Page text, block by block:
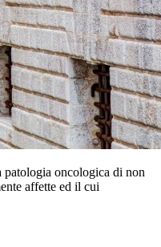
oncologica di non
affette ed il cui